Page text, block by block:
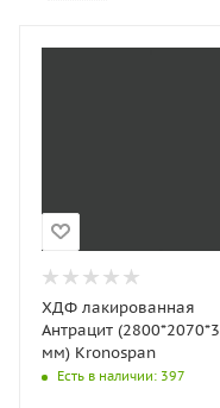
ХДФ лакированная
Антрацит (2800*2070*3
мм) Kronospan
Есть в наличии: 397